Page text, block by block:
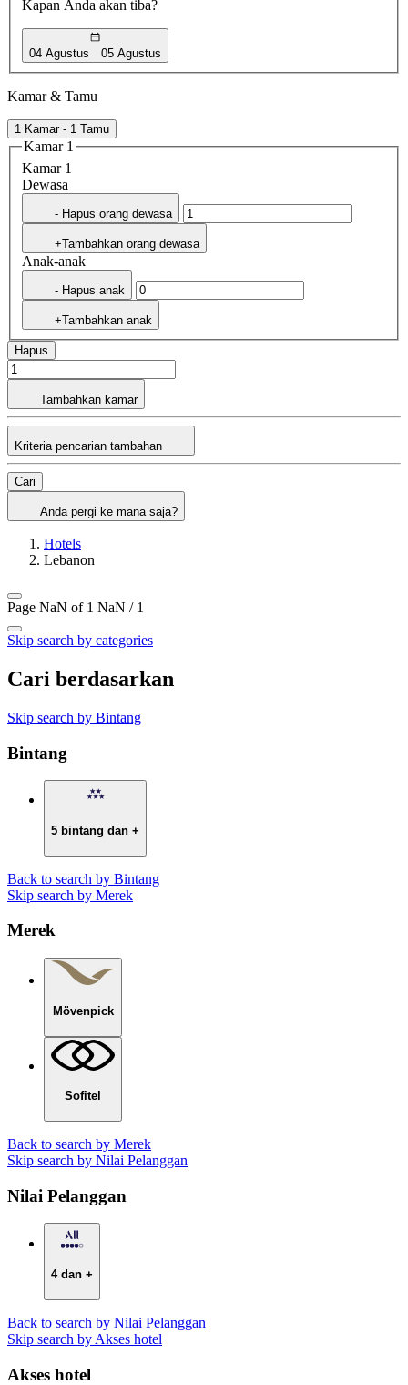
Kapan Anda akan tiba?
04 Agustus 05 Agustus
Kamar & Tamu
1 Kamar - 1 Tamu
Kamar 1
Kamar 1
Dewasa
- Hapus orang dewasa
+Tambahkan orang dewasa
Anak-anak
- Hapus anak
+Tambahkan anak
Hapus
Tambahkan kamar
Kriteria pencarian tambahan
Cari
Anda pergi ke mana saja?
Hotels
Lebanon
Page NaN of 1 NaN / 1
Skip search by categories
Cari berdasarkan
Skip search by Bintang
Bintang
5 bintang dan +
Back to search by Bintang
Skip search by Merek
Merek
Mövenpick
Sofitel
Back to search by Merek
Skip search by Nilai Pelanggan
Nilai Pelanggan
4 dan +
Back to search by Nilai Pelanggan
Skip search by Akses hotel
Akses hotel